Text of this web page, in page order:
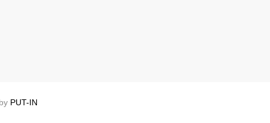
PUT-IN